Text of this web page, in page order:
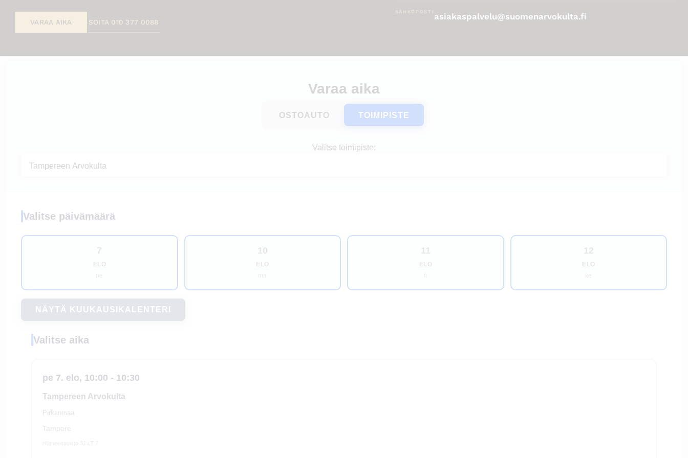
VARAA AIKA SOITA 010 377 0088
SÄHKÖPOSTI asiakaspalvelu@suomenarvokulta.fi
Varaa aika
OSTOAUTO TOIMIPISTE
Valitse toimipiste:
Valitse päivämäärä
7
ELO
10
ELO
11
ELO
12
ELO
NÄYTÄ KUUKAUSIKALENTERI
Valitse aika
pe 7. elo, 10:00 - 10:30
Tampereen Arvokulta
Pirkanmaa
Tampere